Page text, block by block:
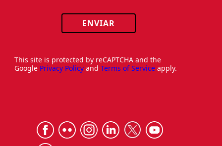
ENVIAR
This site is protected by reCAPTCHA and the
Google Privacy Policy and Terms of Service apply.